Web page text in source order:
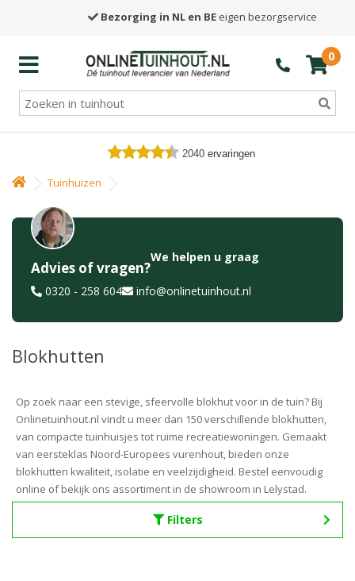
Bezorging in NL en BEeigen bezorgservice
0
2040 ervaringen
Tuinhuizen
Advies of vragen?
We helpen u graag
0320 - 258 604 info@onlinetuinhout.nl
Blokhutten
Op zoek naar een stevige, sfeervolle blokhut voor in de tuin? Bij
Onlinetuinhout.nl vindt u meer dan 150 verschillende blokhutten,
van compacte tuinhuisjes tot ruime recreatiewoningen. Gemaakt
van eersteklas Noord-Europees vurenhout, bieden onze
blokhutten kwaliteit, isolatie en veelzijdigheid. Bestel eenvoudig
online of bekijk ons assortiment in de showroom in Lelystad.
Filters